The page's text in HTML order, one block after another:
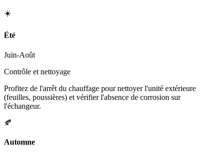
☀️
Été
Juin-Août
Contrôle et nettoyage
Profitez de l'arrêt du chauffage pour nettoyer l'unité extérieure
(feuilles, poussières) et vérifier l'absence de corrosion sur
l'échangeur.
🍂
Automne